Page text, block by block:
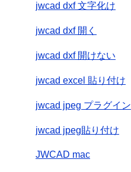
jwcad dxf 文字化け
jwcad dxf 開く
jwcad dxf 開けない
jwcad excel 貼り付け
jwcad jpeg プラグイン
jwcad jpeg貼り付け
JWCAD mac